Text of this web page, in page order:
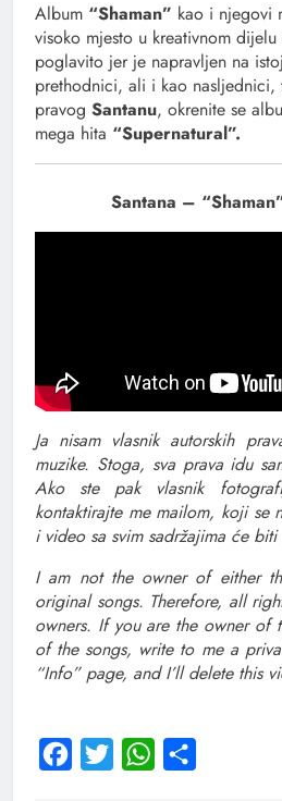
Album “Shaman” kao i njegovi
visoko mjesto u kreativnom dijelu
poglavito jer je napravljen na
prethodnici, ali i kao nasljednici,
pravog Santanu, okrenite se
mega hita “Supernatural”.
Santana –
Ja nisam vlasnik autorskih
muzike. Stoga, sva prava idu
Ako ste pak vlasnik
kontaktirajte me mailom, koji se
i video sa svim sadržajima će
I am not the owner of either
original songs. Therefore, all
owners. If you are the owner of
of the songs, write to me a
“Info” page, and I’ll delete this
Facebook
Twitter WhatsApp